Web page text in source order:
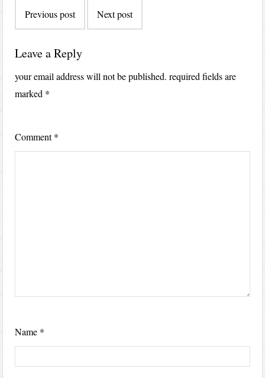
navigation
Previous post Next post
Leave a Reply
your email address will not be published. required fields are
marked *
Comment*
Name *